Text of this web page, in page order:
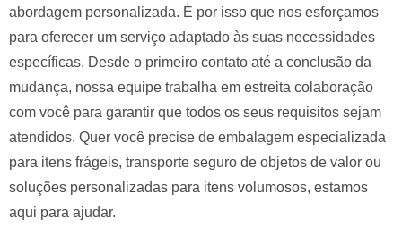
abordagem personalizada. É por isso que nos esforçamos
para oferecer um serviço adaptado às suas necessidades
específicas. Desde o primeiro contato até a conclusão da
mudança, nossa equipe trabalha em estreita colaboração
com você para garantir que todos os seus requisitos sejam
atendidos. Quer você precise de embalagem especializada
para itens frágeis, transporte seguro de objetos de valor ou
soluções personalizadas para itens volumosos, estamos
aqui para ajudar.